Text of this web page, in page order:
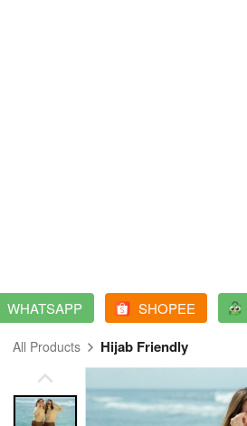
WHATSAPP ` SHOPEE `
All Products Hijab Friendly